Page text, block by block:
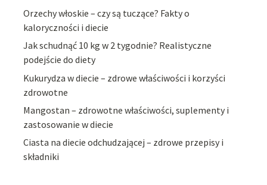
Orzechy włoskie – czy są tuczące? Fakty o
kaloryczności i diecie
Jak schudnąć 10 kg w 2 tygodnie? Realistyczne
podejście do diety
Kukurydza w diecie – zdrowe właściwości i korzyści
zdrowotne
Mangostan – zdrowotne właściwości, suplementy i
zastosowanie w diecie
Ciasta na diecie odchudzającej – zdrowe przepisy i
składniki